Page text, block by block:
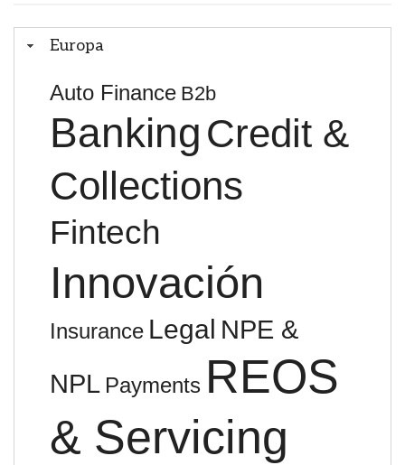
Europa
Auto Finance B2b
Banking Credit &
Collections
Fintech
Innovación
Insurance Legal NPE &
NPL Payments REOS
& Servicing